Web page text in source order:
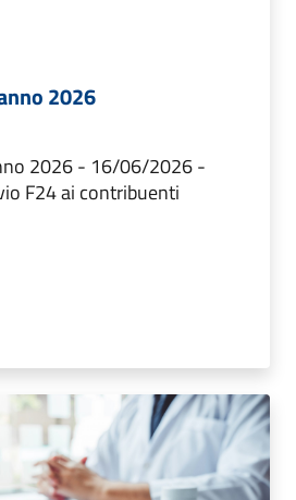
2026
2026 - 16/06/2026 -
F24 ai contribuenti